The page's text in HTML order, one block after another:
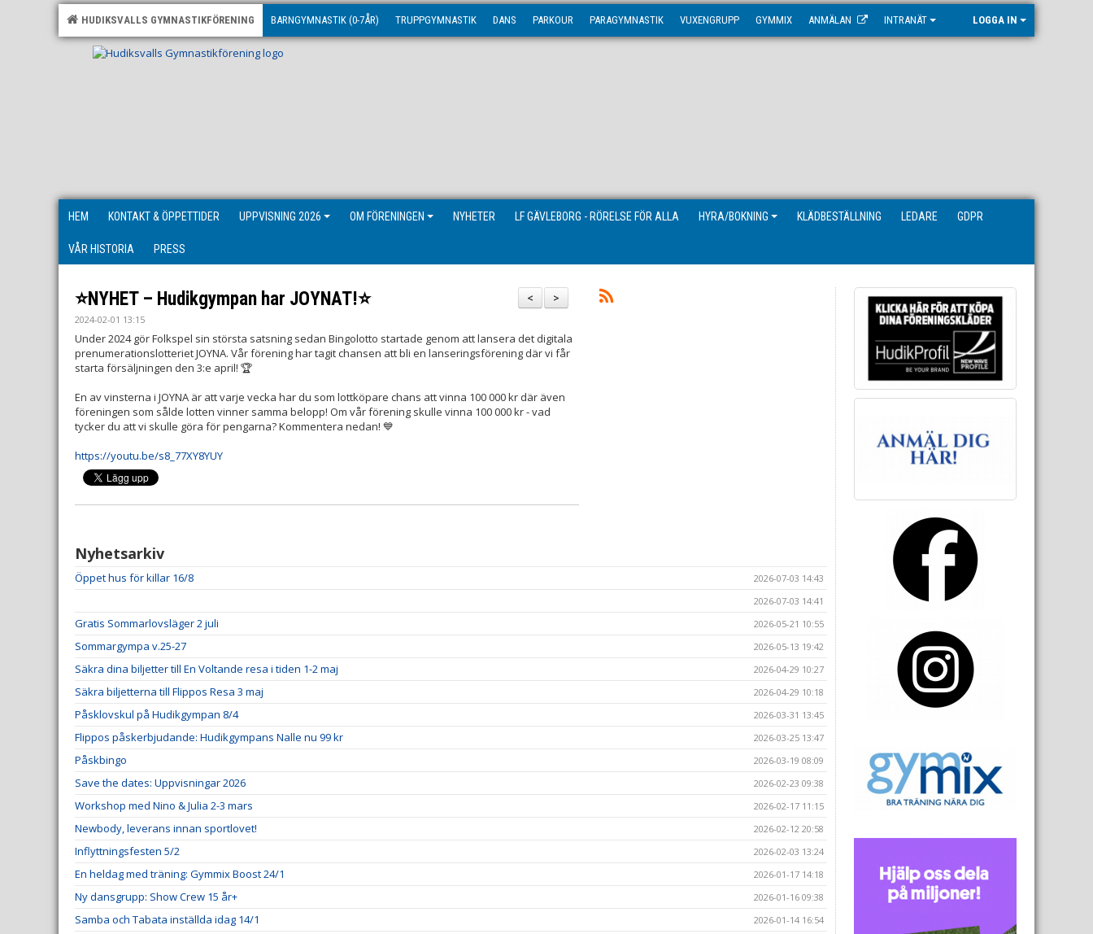
HUDIKSVALLS GYMNASTIKFÖRENING BARNGYMNASTIK (0-7ÅR) TRUPPGYMNASTIK DANS PARKOUR PARAGYMNASTIK VUXENGRUPP GYMMIX ANMÄLAN INTRANÄT LOGGA IN
HEM KONTAKT & ÖPPETTIDER UPPVISNING 2026 OM FÖRENINGEN NYHETER LF GÄVLEBORG - RÖRELSE FÖR ALLA HYRA/BOKNING KLÄDBESTÄLLNING LEDARE GDPR
VÅR HISTORIA PRESS
>
<
⭐️NYHET – Hudikgympan har JOYNAT!⭐️
2024-02-01 13:15
Under 2024 gör Folkspel sin största satsning sedan Bingolotto startade genom att lansera det digitala
prenumerationslotteriet JOYNA. Vår förening har tagit chansen att bli en lanseringsförening där vi får
starta försäljningen den 3:e april! 🏆
En av vinsterna i JOYNA är att varje vecka har du som lottköpare chans att vinna 100 000 kr där även
föreningen som sålde lotten vinner samma belopp! Om vår förening skulle vinna 100 000 kr - vad
tycker du att vi skulle göra för pengarna? Kommentera nedan! 💙
https://youtu.be/s8_77XY8YUY
Nyhetsarkiv
Öppet hus för killar 16/8
2026-07-03 14:43
2026-07-03 14:41
Gratis Sommarlovsläger 2 juli 2026-05-21 10:55
Sommargympa v.25-27 2026-05-13 19:42
Säkra dina biljetter till En Voltande resa i tiden 1-2 maj 2026-04-29 10:27
Säkra biljetterna till Flippos Resa 3 maj 2026-04-29 10:18
Påsklovskul på Hudikgympan 8/4 2026-03-31 13:45
Flippos påskerbjudande: Hudikgympans Nalle nu 99 kr 2026-03-25 13:47
Påskbingo 2026-03-19 08:09
Save the dates: Uppvisningar 2026 2026-02-23 09:38
Workshop med Nino & Julia 2-3 mars 2026-02-17 11:15
Newbody, leverans innan sportlovet! 2026-02-12 20:58
Inflyttningsfesten 5/2 2026-02-03 13:24
En heldag med träning: Gymmix Boost 24/1 2026-01-17 14:18
Ny dansgrupp: Show Crew 15 år+ 2026-01-16 09:38
Samba och Tabata inställda idag 14/1 2026-01-14 16:54